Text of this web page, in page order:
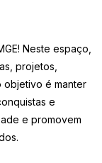
Neste espaço,
projetos,
objetivo é manter
e
e promovem